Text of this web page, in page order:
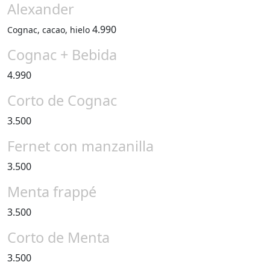
Alexander
Cognac, cacao, hielo 4.990
Cognac + Bebida
4.990
Corto de Cognac
3.500
Fernet con manzanilla
3.500
Menta frappé
3.500
Corto de Menta
3.500